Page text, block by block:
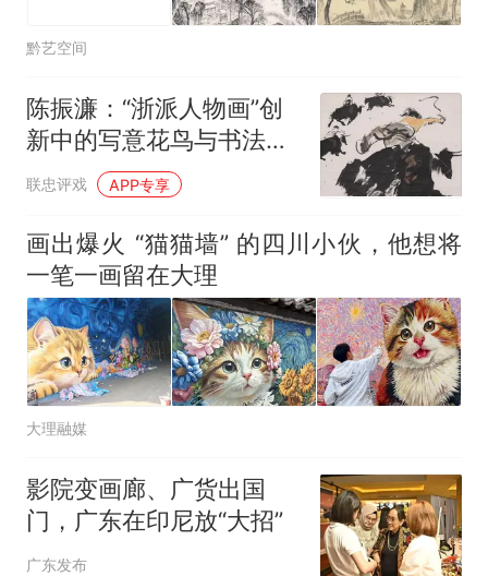
黔艺空间
陈振濂：“浙派人物画”创
新中的写意花鸟与书法用
笔诸问题
联忠评戏 APP专享
画出爆火 “猫猫墙” 的四川小伙，他想将
一笔一画留在大理
大理融媒
影院变画廊、广货出国
门，广东在印尼放“大招”
广东发布